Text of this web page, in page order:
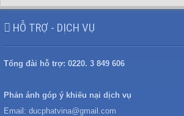
HỖ TRỢ - DỊCH VỤ
Tổng đài hỗ trợ: 0220. 3 849 606
Phản ánh góp ý khiếu nại dịch vụ
Email: ducphatvina@gmail.com